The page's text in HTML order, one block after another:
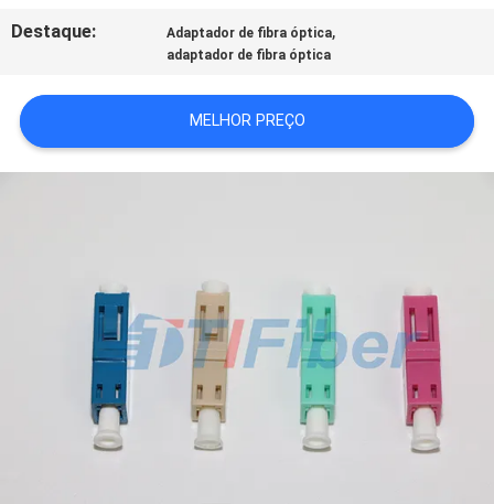
MAPA
SITE
PRIVACY
Destaque: Adaptador de fibra óptica,
adaptador de fibra óptica
MELHOR PREÇO